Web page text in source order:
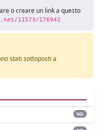
o creare un link a questo
11573/176942
stati sottoposti a
ND